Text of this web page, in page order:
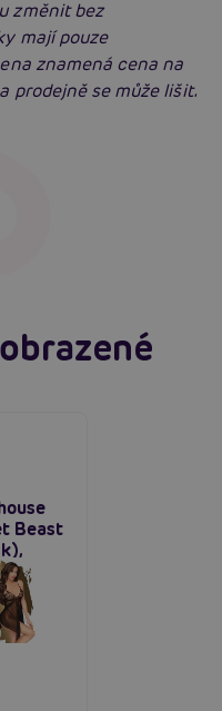
změnit bez
mají pouze
znamená cena na
prodejně se může lišit.
Sexiomů
Beast
na